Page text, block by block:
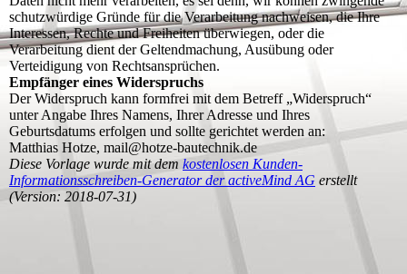
schutzwürdige Gründe für die Verarbeitung nachweisen, die Ihre
Interessen, Rechte und Freiheiten überwiegen, oder die
Verarbeitung dient der Geltendmachung, Ausübung oder
Verteidigung von Rechtsansprüchen.
Empfänger eines Widerspruchs
Der Widerspruch kann formfrei mit dem Betreff „Widerspruch“
unter Angabe Ihres Namens, Ihrer Adresse und Ihres
Geburtsdatums erfolgen und sollte gerichtet werden an:
Matthias Hotze, mail@hotze-bautechnik.de
Diese Vorlage wurde mit dem kostenlosen Kunden-
Informationsschreiben-Generator der activeMind AG erstellt
(Version: 2018-07-31)